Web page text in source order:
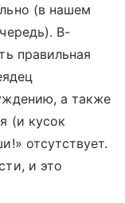
(в нашем
В-
правильная
а также
(и кусок
отсутствует.
и это